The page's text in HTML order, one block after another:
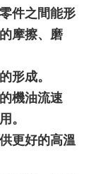
件之間能形
摩擦、磨
形成。
機油流速
。
更好的高溫